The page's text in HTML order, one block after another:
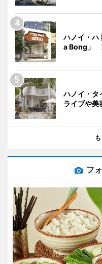
ハノイ・ハ
a Bong」
ハノイ・
ライブや美
フ